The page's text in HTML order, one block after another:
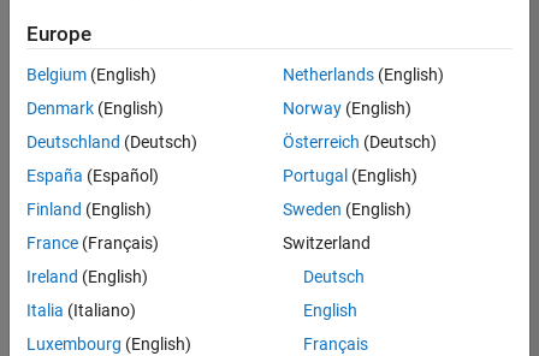
sélectionnées
Les
descriptions
poste
n’ont
pas
été
traduites.
Effectuez
Europe
Belgium (English)
Denmark (English)
Deutschland (Deutsch)
España (Español)
Finland (English)
France (Français)
Ireland (English)
Italia (Italiano)
Luxembourg (English)
Netherlands(English)
Norway(English)
Österreich (Deutsch)
Portugal (English)
Sweden (English)
Switzerland
Deutsch
English
Français